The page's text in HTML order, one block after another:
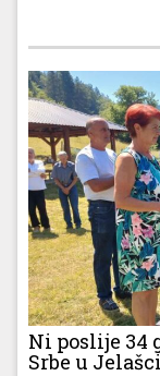
Ni poslije 34
Srbe u